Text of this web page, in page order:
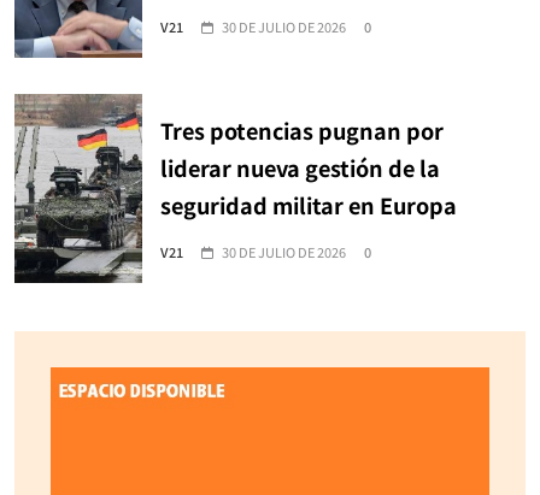
V21 30 DE JULIO DE 2026 0
Tres potencias pugnan por
liderar nueva gestión de la
seguridad militar en Europa
V21 30 DE JULIO DE 2026 0